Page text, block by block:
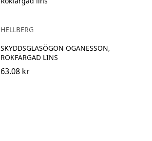
HELLBERG
SKYDDSGLASÖGON OGANESSON,
RÖKFÄRGAD LINS
63.08 kr